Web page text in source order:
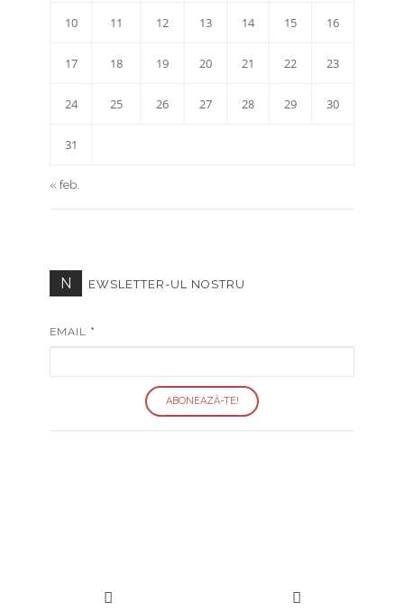
10 11 12 13 14 15 16
17 18 19 20 21 22 23
24 25 26 27 28 29 30
31
« feb.
N EWSLETTER-UL NOSTRU
EMAIL *